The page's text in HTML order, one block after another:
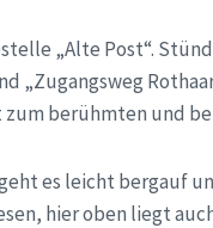
„Alte Post“.
„Zugangsweg
berühmten und
es leicht bergauf
hier oben liegt